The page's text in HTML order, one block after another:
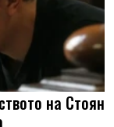
на Стоян